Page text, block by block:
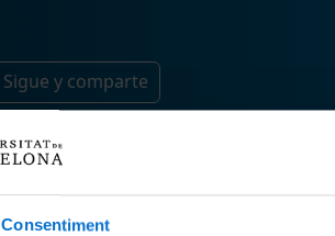
Consentiment
Sigue y comparte